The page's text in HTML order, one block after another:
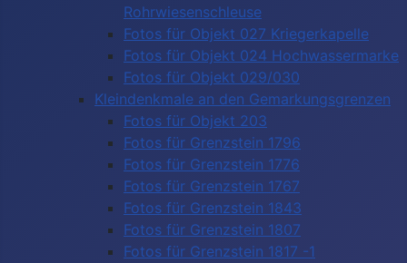
Rohrwiesenschleuse
Fotos für Objekt 027 Kriegerkapelle
Fotos für Objekt 024 Hochwassermarke
Fotos für Objekt 029/030
Kleindenkmale an den Gemarkungsgrenzen
Fotos für Objekt 203
Fotos für Grenzstein 1796
Fotos für Grenzstein 1776
Fotos für Grenzstein 1767
Fotos für Grenzstein 1843
Fotos für Grenzstein 1807
Fotos für Grenzstein 1817 -1